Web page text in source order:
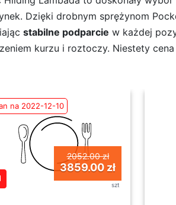
Dzięki drobnym sprężynom
stabilne podparcie w każdej
kurzu i roztoczy. Niestety
na 2022-12-10
2052.00 zł
3859.00 zł
szt